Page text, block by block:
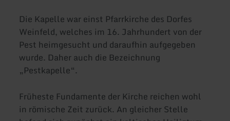
Die Kapelle war einst Pfarrkirche des Dorfes
Weinfeld, welches im 16. Jahrhundert von der
Pest heimgesucht und daraufhin aufgegeben
wurde. Daher auch die Bezeichnung
„Pestkapelle“.
Früheste Fundamente der Kirche reichen wohl
in römische Zeit zurück. An gleicher Stelle